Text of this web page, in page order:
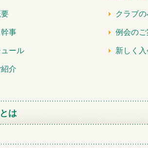
クラブ
事 例会の
ール 新しく
介
は